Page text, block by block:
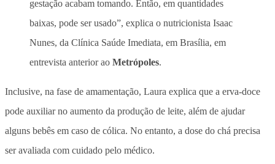
gestação acabam tomando. Então, em quantidades
baixas, pode ser usado”, explica o nutricionista Isaac
Nunes, da Clínica Saúde Imediata, em Brasília, em
entrevista anterior ao Metrópoles.
Inclusive, na fase de amamentação, Laura explica que a erva-doce
pode auxiliar no aumento da produção de leite, além de ajudar
alguns bebês em caso de cólica. No entanto, a dose do chá precisa
ser avaliada com cuidado pelo médico.